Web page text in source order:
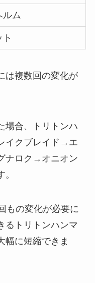
ルム
は複数回の変化が
場合、トリトンハ
イクブレイド→エ
ナロク→オニオン
もの変化が必要に
るトリトンハンマ
幅に短縮できま